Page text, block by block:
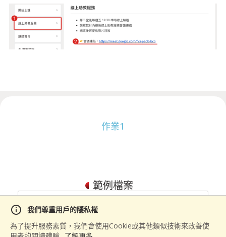
作業1
範例檔案
Oops, 沒有任何作業程式碼。
info
我們尊重用戶的隱私權
為了提升服務素質，我們會使用Cookie或其他類似技術來改善使